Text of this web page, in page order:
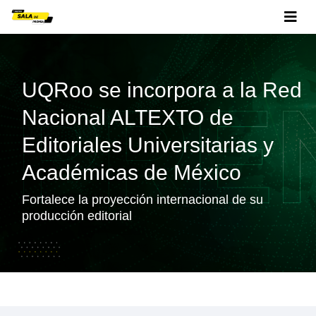
UQRoo se incorpora a la Red
Nacional ALTEXTO de
Editoriales Universitarias y
Académicas de México
Fortalece la proyección internacional de su
producción editorial